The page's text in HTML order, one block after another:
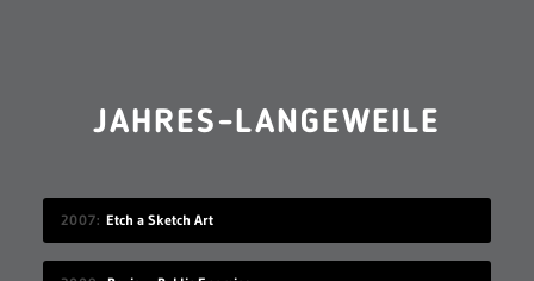
JAHRES-LANGEWEILE
2007 Etch a Sketch Art